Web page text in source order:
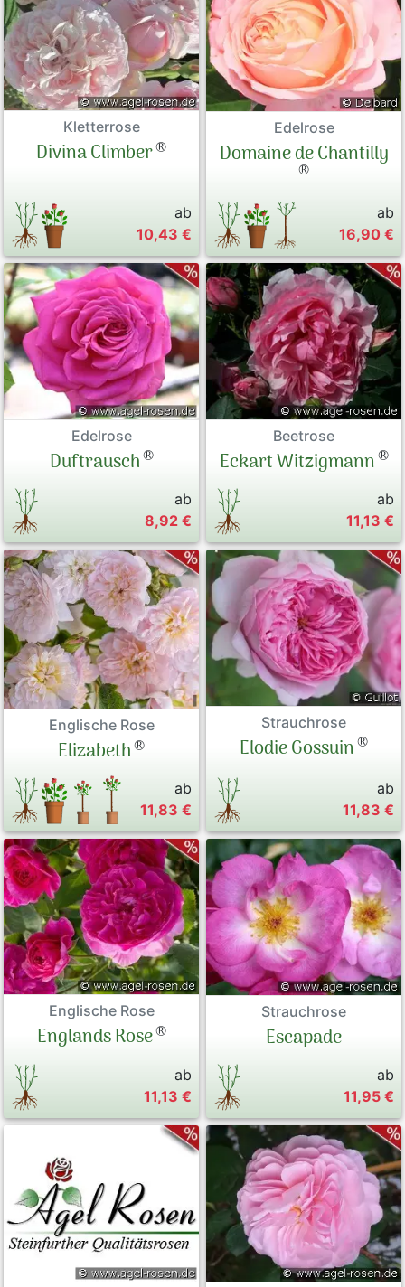
Kletterrose
Divina Climber®
ab
10,43 €
Edelrose
Domaine de Chantilly
®
ab
16,90 €
Edelrose
Duftrausch®
ab
8,92 €
Beetrose
Eckart Witzigmann®
ab
11,13 €
Englische Rose
Elizabeth®
ab
11,83 €
Strauchrose
Elodie Gossuin®
ab
11,83 €
Englische Rose
Englands Rose®
ab
11,13 €
Strauchrose
Escapade
ab
11,95 €